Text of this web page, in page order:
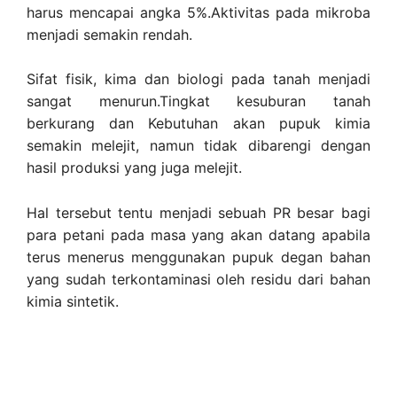
harus mencapai angka 5%.Aktivitas pada mikroba
menjadi semakin rendah.
Sifat fisik, kima dan biologi pada tanah menjadi
sangat menurun.Tingkat kesuburan tanah
berkurang dan Kebutuhan akan pupuk kimia
semakin melejit, namun tidak dibarengi dengan
hasil produksi yang juga melejit.
Hal tersebut tentu menjadi sebuah PR besar bagi
para petani pada masa yang akan datang apabila
terus menerus menggunakan pupuk degan bahan
yang sudah terkontaminasi oleh residu dari bahan
kimia sintetik.